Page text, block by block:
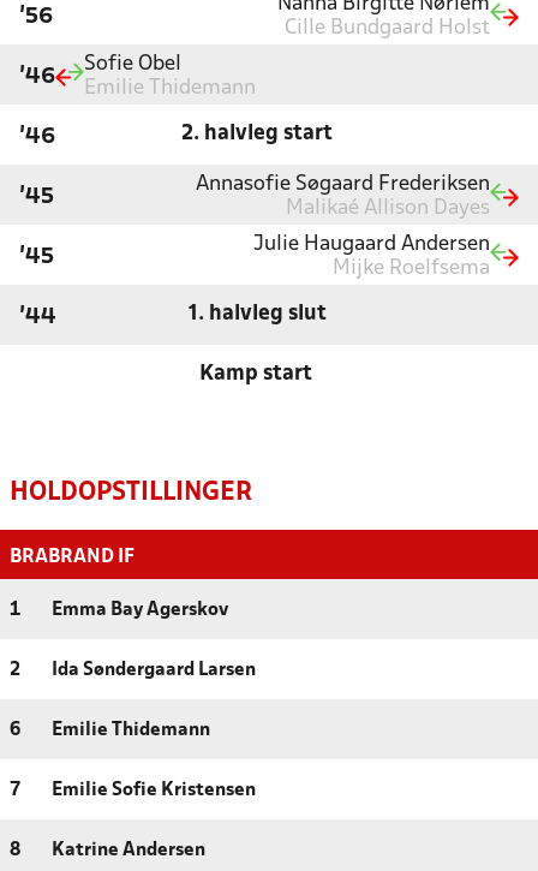
'56
Nanna Birgitte Nørlem
Cille Bundgaard Holst
'46
Sofie Obel
Emilie Thidemann
'46 2. halvleg start
'45
Annasofie Søgaard Frederiksen
Malikaé Allison Dayes
'45
Julie Haugaard Andersen
Mijke Roelfsema
'44 1. halvleg slut
Kamp start
HOLDOPSTILLINGER
BRABRAND IF
1 Emma Bay Agerskov
2 Ida Søndergaard Larsen
6 Emilie Thidemann
7 Emilie Sofie Kristensen
8 Katrine Andersen